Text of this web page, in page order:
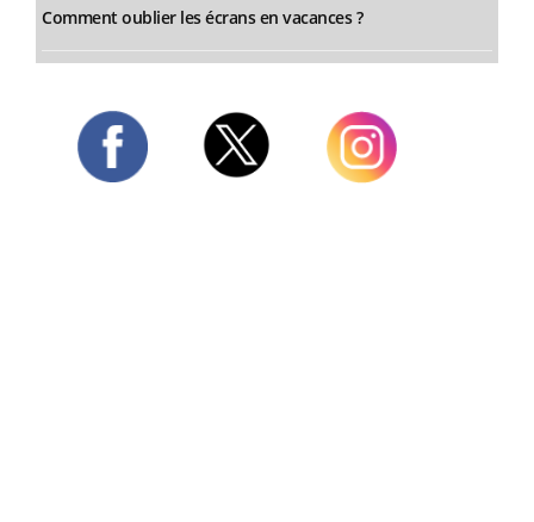
Comment oublier les écrans en vacances ?